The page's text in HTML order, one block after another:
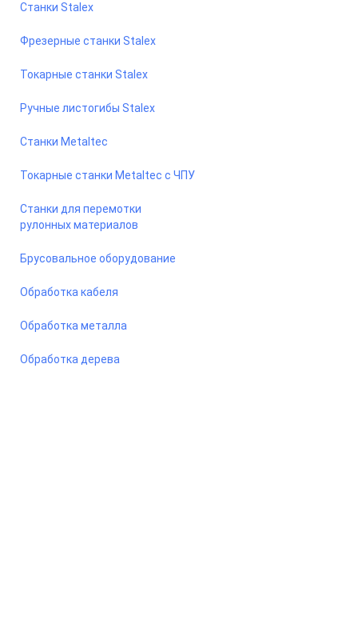
Станки Stalex
Фрезерные станки Stalex
Токарные станки Stalex
Ручные листогибы Stalex
Станки Metaltec
Токарные станки Metaltec с ЧПУ
Станки для перемотки
рулонных материалов
Брусовальное оборудование
Обработка кабеля
Обработка металла
Обработка дерева